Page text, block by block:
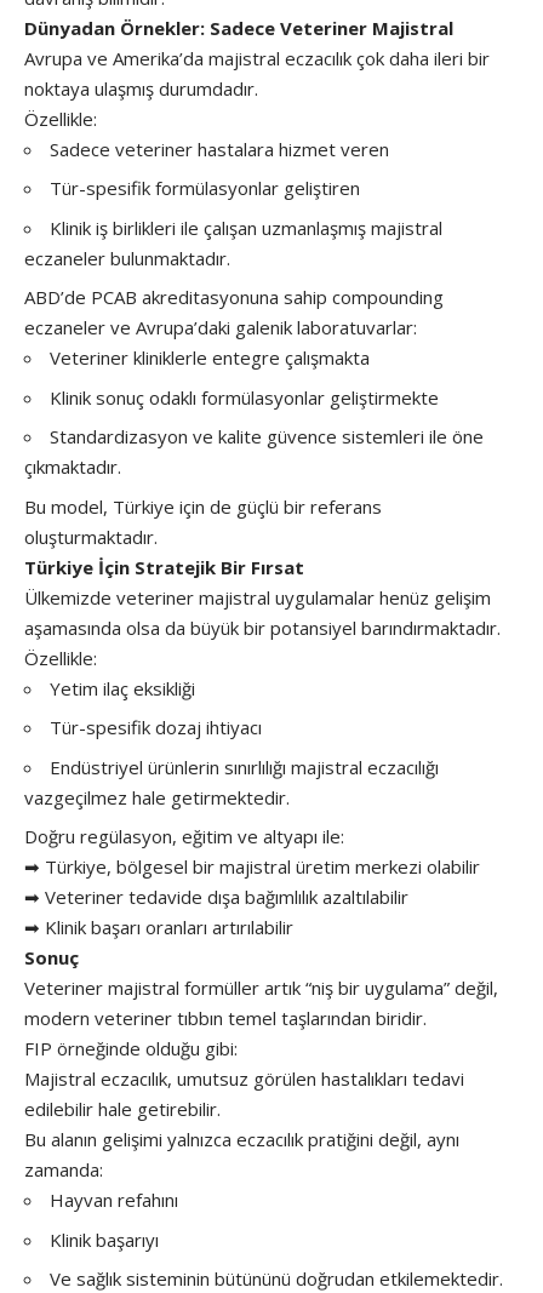
Dünyadan Örnekler: Sadece Veteriner Majistral
Avrupa ve Amerika’da majistral eczacılık çok daha ileri bir
noktaya ulaşmış durumdadır.
Özellikle:
Sadece veteriner hastalara hizmet veren
Tür-spesifik formülasyonlar geliştiren
Klinik iş birlikleri ile çalışan uzmanlaşmış majistral
eczaneler bulunmaktadır.
ABD’de PCAB akreditasyonuna sahip compounding
eczaneler ve Avrupa’daki galenik laboratuvarlar:
Veteriner kliniklerle entegre çalışmakta
Klinik sonuç odaklı formülasyonlar geliştirmekte
Standardizasyon ve kalite güvence sistemleri ile öne
çıkmaktadır.
Bu model, Türkiye için de güçlü bir referans
oluşturmaktadır.
Türkiye İçin Stratejik Bir Fırsat
Ülkemizde veteriner majistral uygulamalar henüz gelişim
aşamasında olsa da büyük bir potansiyel barındırmaktadır.
Özellikle:
Yetim ilaç eksikliği
Tür-spesifik dozaj ihtiyacı
Endüstriyel ürünlerin sınırlılığı majistral eczacılığı
vazgeçilmez hale getirmektedir.
Doğru regülasyon, eğitim ve altyapı ile:
➡ Türkiye, bölgesel bir majistral üretim merkezi olabilir
➡ Veteriner tedavide dışa bağımlılık azaltılabilir
➡ Klinik başarı oranları artırılabilir
Sonuç
Veteriner majistral formüller artık “niş bir uygulama” değil,
modern veteriner tıbbın temel taşlarından biridir.
FIP örneğinde olduğu gibi:
Majistral eczacılık, umutsuz görülen hastalıkları tedavi
edilebilir hale getirebilir.
Bu alanın gelişimi yalnızca eczacılık pratiğini değil, aynı
zamanda:
Hayvan refahını
Klinik başarıyı
Ve sağlık sisteminin bütününü doğrudan etkilemektedir.